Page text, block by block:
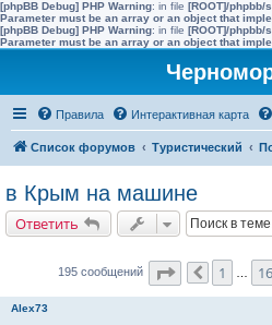
[phpBB Debug] PHP Warning: in file [ROOT]/phpbb/
Parameter must be an array or an object that
[phpBB Debug] PHP Warning: in file [ROOT]/phpbb/
Parameter must be an array or an object that
Правила Интерактивная карта
Список форумов Туристический
в Крым на машине
Ответить
195 сообщений Страница19из
Пред.
1 16
Alex73